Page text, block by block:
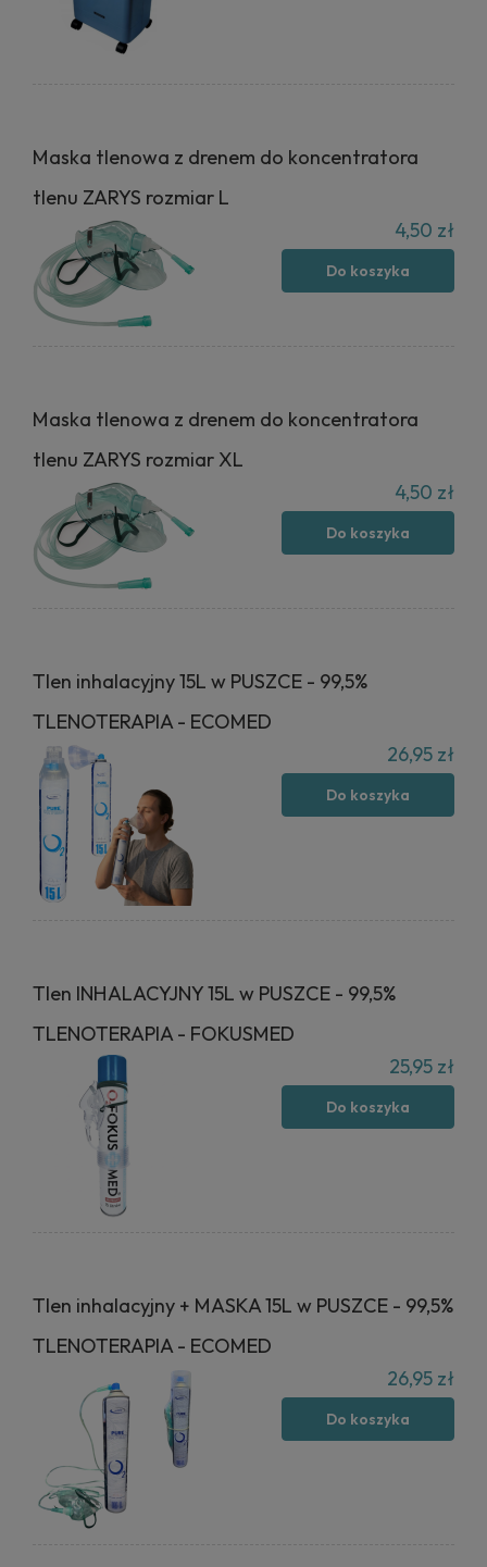
Maska tlenowa z drenem do koncentratora
tlenu ZARYS rozmiar L
4,50 zł
Do koszyka
Maska tlenowa z drenem do koncentratora
tlenu ZARYS rozmiar XL
4,50 zł
Do koszyka
Tlen inhalacyjny 15L w PUSZCE - 99,5%
TLENOTERAPIA - ECOMED
26,95 zł
Do koszyka
Tlen INHALACYJNY 15L w PUSZCE - 99,5%
TLENOTERAPIA - FOKUSMED
25,95 zł
Do koszyka
Tlen inhalacyjny + MASKA 15L w PUSZCE - 99,5%
TLENOTERAPIA - ECOMED
26,95 zł
Do koszyka